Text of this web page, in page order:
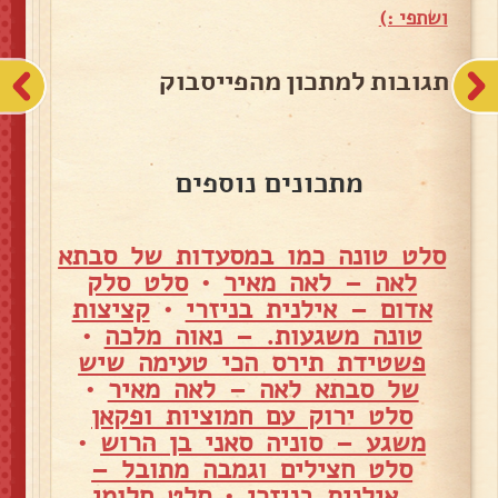
ושתפי :)
תגובות למתכון מהפייסבוק
מתכונים נוספים
סלט טונה כמו במסעדות של סבתא
לאה – לאה מאיר •סלט סלק
אדום – אילנית בניזרי •קציצות
טונה משגעות. – נאוה מלכה •
פשטידת תירס הכי טעימה שיש
של סבתא לאה – לאה מאיר •
סלט ירוק עם חמוציות ופקאן
משגע – סוניה סאני בן הרוש •
סלט חצילים וגמבה מתובל –